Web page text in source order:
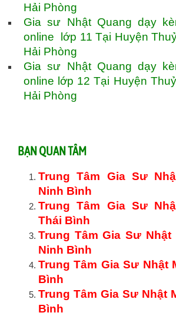
Hải Phòng
Gia sư Nhật Quang dạy
online lớp 11 Tại Huyện
Hải Phòng
Gia sư Nhật Quang dạy
online lớp 12 Tại Huyện
Hải Phòng
BẠN QUAN TÂM
Trung Tâm Gia Sư
Ninh Bình
Trung Tâm Gia Sư
Thái Bình
Trung Tâm Gia Sư Nhật
Ninh Bình
Trung Tâm Gia Sư Nhật
Bình
Trung Tâm Gia Sư Nhật
Bình